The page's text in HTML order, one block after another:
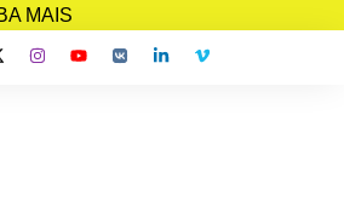
MAIS